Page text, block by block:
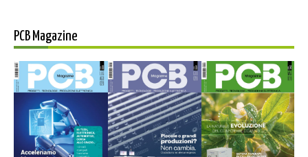
PCB Magazine